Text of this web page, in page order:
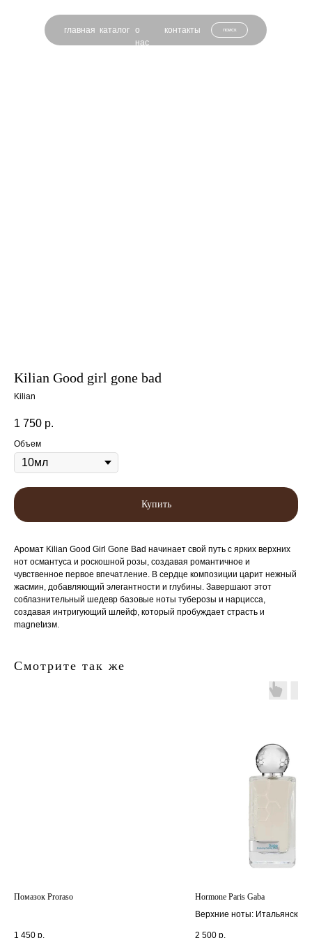
поиск
главная каталог о
нас
контакты
Kilian Good girl gone bad
Kilian
1 750 р.
Объем
Купить
Аромат Kilian Good Girl Gone Bad начинает свой путь с ярких верхних
нот османтуса и роскошной розы, создавая романтичное и
чувственное первое впечатление. В сердце композиции царит нежный
жасмин, добавляющий элегантности и глубины. Завершают этот
соблазнительный шедевр базовые ноты туберозы и нарцисса,
создавая интригующий шлейф, который пробуждает страсть и
magnetизм.
Смотрите так же
Помазок Proraso
1 450 р.
Hormone Paris Gaba
Верхние ноты: Итальянский
2 500 р.